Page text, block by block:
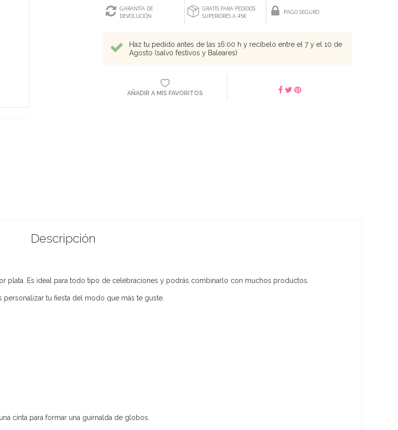
GARANTÍA DE
DEVOLUCIÓN
GRATIS PARA PEDIDOS
SUPERIORES A 45€
PAGO SEGURO
Haz tu pedido antes de las 16:00 h y recíbelo entre el 7 y el 10 de
Agosto (salvo festivos y Baleares)
AÑADIR A MIS FAVORITOS
Descripción
plata. Es ideal para todo tipo de celebraciones y podrás combinarlo con muchos productos.
tu fiesta del modo que más te guste.
cinta para formar una guirnalda de globos.